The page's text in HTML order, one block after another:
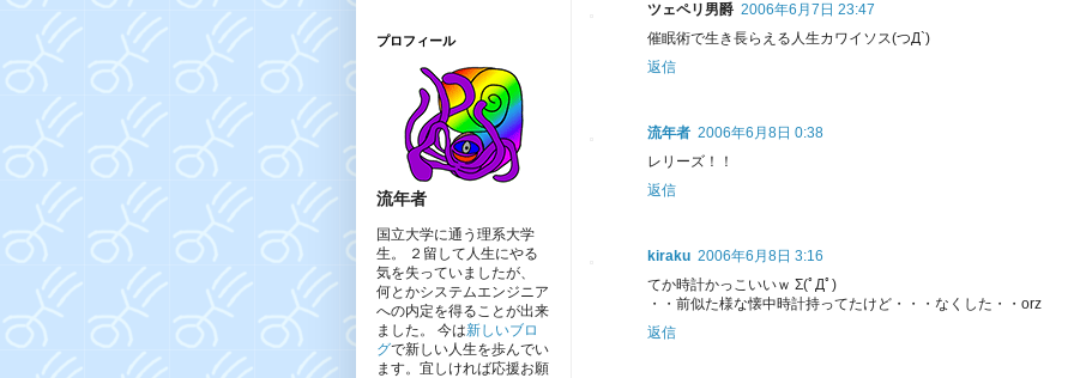
ツェペリ男爵 2006年6月7日 23:47
催眠術で生き長らえる人生カワイソス(つД`)
返信
流年者 2006年6月8日 0:38
レリーズ！！
返信
kiraku 2006年6月8日 3:16
てか時計かっこいいｗ Σ(ﾟДﾟ)
・・前似た様な懐中時計持ってたけど・・・なくした・・orz
返信
プロフィール
流年者
国立大学に通う理系大学
生。 ２留して人生にやる
気を失っていましたが、
何とかシステムエンジニア
への内定を得ることが出来
ました。 今は新しいブロ
グで新しい人生を歩んでい
ます。宜しければ応援お願